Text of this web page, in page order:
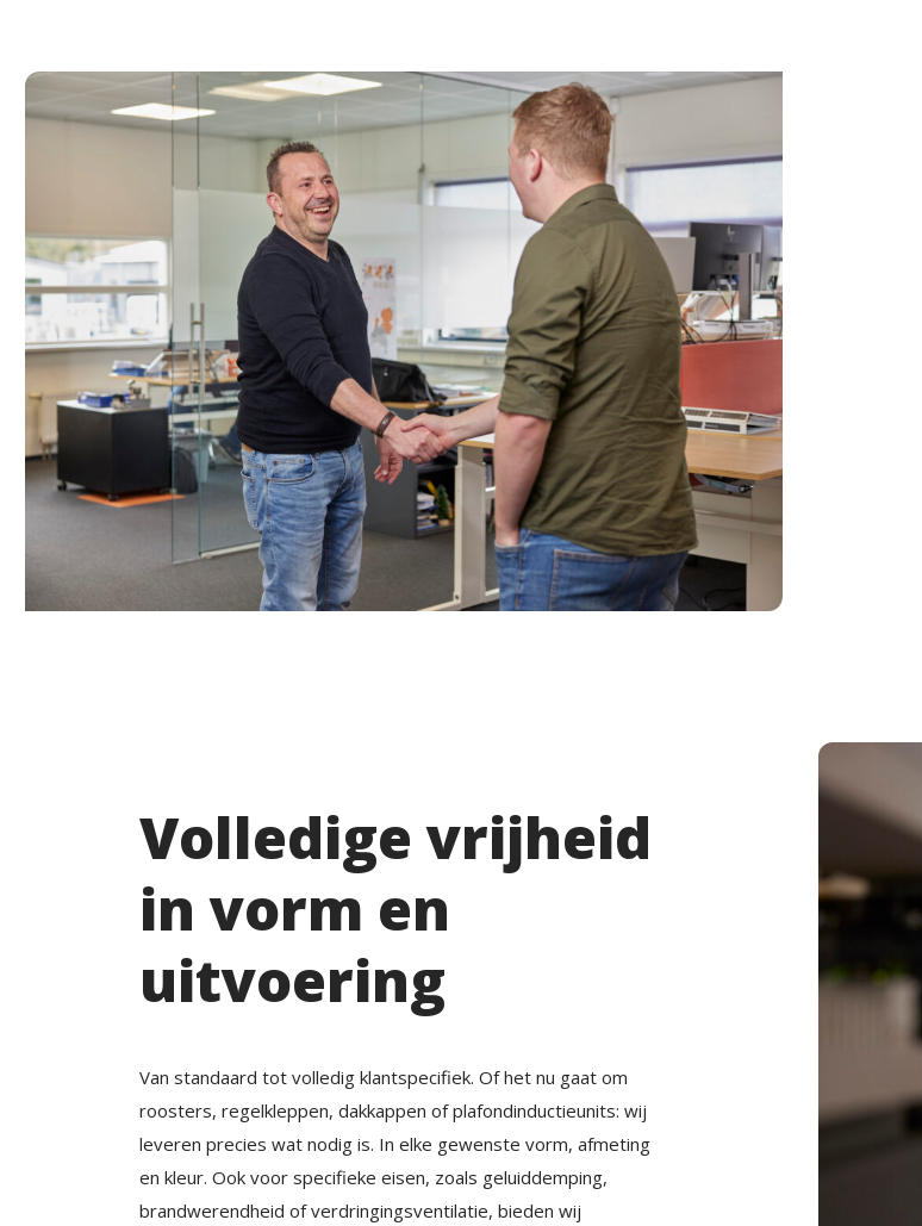
Volledige vrijheid
in vorm en
uitvoering
Van standaard tot volledig klantspecifiek. Of het nu gaat om
roosters, regelkleppen, dakkappen of plafondinductieunits: wij
leveren precies wat nodig is. In elke gewenste vorm, afmeting
en kleur. Ook voor specifieke eisen, zoals geluiddemping,
brandwerendheid of verdringingsventilatie, bieden wij